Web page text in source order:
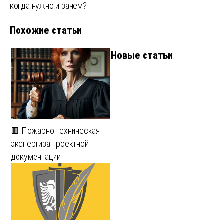
когда нужно и зачем?
Похожие статьи
🟥 Пожарно-техническая
экспертиза проектной
документации
Новые статьи